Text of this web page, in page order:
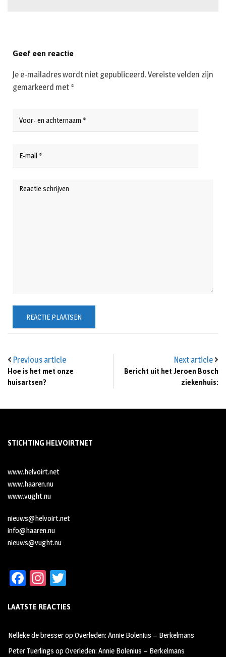
Previous article
Hoe is het met onze
huisartsen?
Next article
Bericht uit het Jeroen Bosch
ziekenhuis:
Geef een reactie
Je e-mailadres wordt niet gepubliceerd.Vereiste velden zijn
gemarkeerd met *
STICHTING HELVOIRTNET
www.helvoirt.net
www.haaren.nu
www.vught.nu
nieuws@helvoirt.net
info@haaren.nu
nieuws@vught.nu
Fa
b
oo
k
In
ag
m
tt
LAATSTE REACTIES
Nelleke de bresseropOverleden: Annie Bolenius – Berkelmans
Peter Tuerlings opOverleden: Annie Bolenius – Berkelmans